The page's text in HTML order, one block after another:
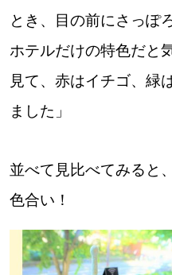
とき、目の前にさっぽ
ホテルだけの特色だと
見て、赤はイチゴ、緑
ました」
並べて見比べてみると
色合い！